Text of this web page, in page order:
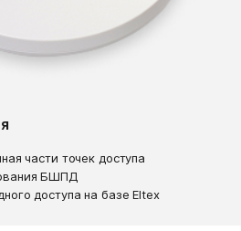
части точек доступа
БШПД
доступа на базе Eltex